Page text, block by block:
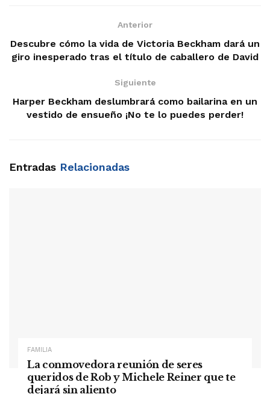
Anterior
Descubre cómo la vida de Victoria Beckham dará un
giro inesperado tras el título de caballero de David
Siguiente
Harper Beckham deslumbrará como bailarina en un
vestido de ensueño ¡No te lo puedes perder!
Entradas Relacionadas
FAMILIA
La conmovedora reunión de seres
queridos de Rob y Michele Reiner que te
dejará sin aliento